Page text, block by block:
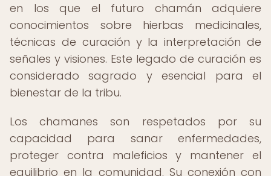
en los que el futuro chamán adquiere
conocimientos sobre hierbas medicinales,
técnicas de curación y la interpretación de
señales y visiones. Este legado de curación es
considerado sagrado y esencial para el
bienestar de la tribu.
Los chamanes son respetados por su
capacidad para sanar enfermedades,
proteger contra maleficios y mantener el
equilibrio en la comunidad. Su conexión con